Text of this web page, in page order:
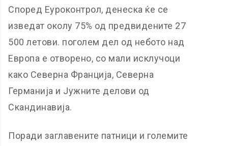
Според Еуроконтрол, денеска ќе се
изведат околу 75% од предвидените 27
500 летови. поголем дел од небото над
Европа е отворено, со мали исклучоци
како Северна Франција, Северна
Германија и Јужните делови од
Скандинавија.
Поради заглавените патници и големите